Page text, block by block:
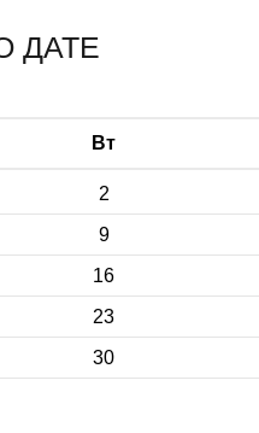
ДАТЕ
Вт
2
9
16
23
30